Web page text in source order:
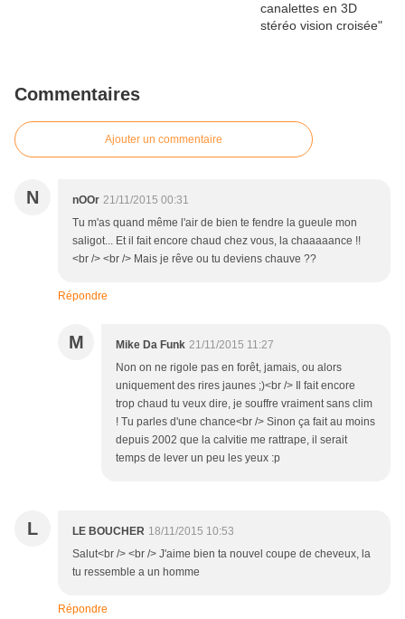
Commentaires
Ajouter un commentaire
N nOOr 21/11/2015 00:31
Tu m'as quand même l'air de bien te fendre la gueule mon
saligot... Et il fait encore chaud chez vous, la chaaaaance !!
<br /> <br /> Mais je rêve ou tu deviens chauve ??
Répondre
M Mike Da Funk 21/11/2015 11:27
Non on ne rigole pas en forêt, jamais, ou alors
uniquement des rires jaunes ;)<br /> Il fait encore
trop chaud tu veux dire, je souffre vraiment sans clim
! Tu parles d'une chance<br /> Sinon ça fait au moins
depuis 2002 que la calvitie me rattrape, il serait
temps de lever un peu les yeux :p
L LE BOUCHER 18/11/2015 10:53
Salut<br /> <br /> J'aime bien ta nouvel coupe de cheveux, la
tu ressemble a un homme
Répondre